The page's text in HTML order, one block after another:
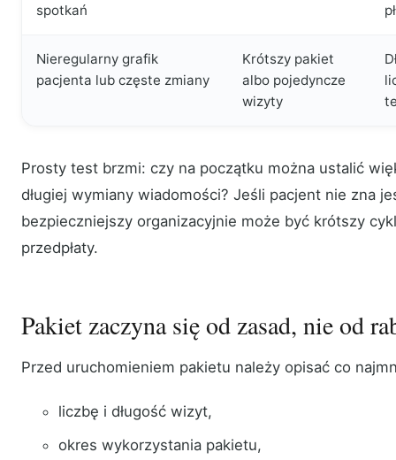
spotkań
Nieregularny grafik
pacjenta lub częste zmiany
Krótszy pakiet
albo pojedyncze
wizyty
Prosty test brzmi: czy na początku można ustalić
długiej wymiany wiadomości? Jeśli pacjent nie zna
bezpieczniejszy organizacyjnie może być krótszy
przedpłaty.
Pakiet zaczyna się od zasad, nie od
Przed uruchomieniem pakietu należy opisać co
liczbę i długość wizyt,
okres wykorzystania pakietu,